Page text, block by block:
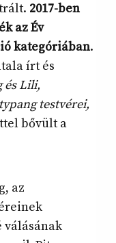
2017-ben
az Év
kategóriában.
írt és
és Lili,
testvérei,
bővült a
az
válásának